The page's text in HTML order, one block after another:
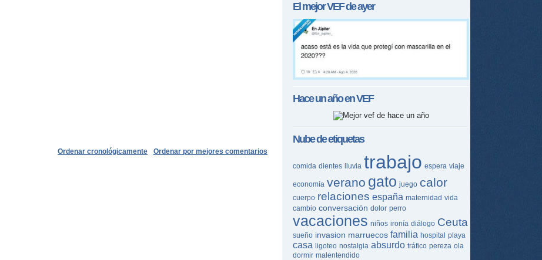
Ordenar por mejores comentarios
Ordenar cronológicamente
El mejorVEFde ayer
Hace un año enVEF
Nube de etiquetas
comida dientes lluvia trabajo espera viaje
economía verano gato juego calor
cuerpo relaciones españa maternidad vida
cambio conversación dolor perro
vacaciones niños ironía diálogo Ceuta
sueño invasion marruecos familia hospital playa
casa ligoteo nostalgia absurdo tráfico pereza ola
dormir malentendido